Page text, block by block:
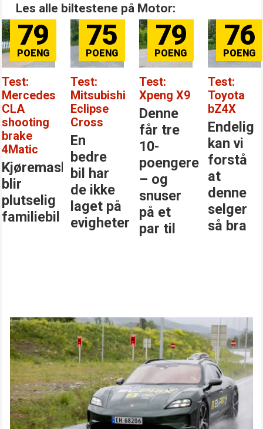
Les alle biltestene på Motor:
79
Test:
Mercedes
CLA
shooting
brake
4Matic
Kjøremaskinen
blir
plutselig
familiebil
75
Test:
Mitsubishi
Eclipse
Cross
En
bedre
bil har
de ikke
laget på
evigheter
79
Test:
Xpeng X9
Denne
får tre
10-
poengere
– og
snuser
på et
par til
76
Test:
Toyota
bZ4X
Endelig
kan vi
forstå
at
denne
selger
så bra